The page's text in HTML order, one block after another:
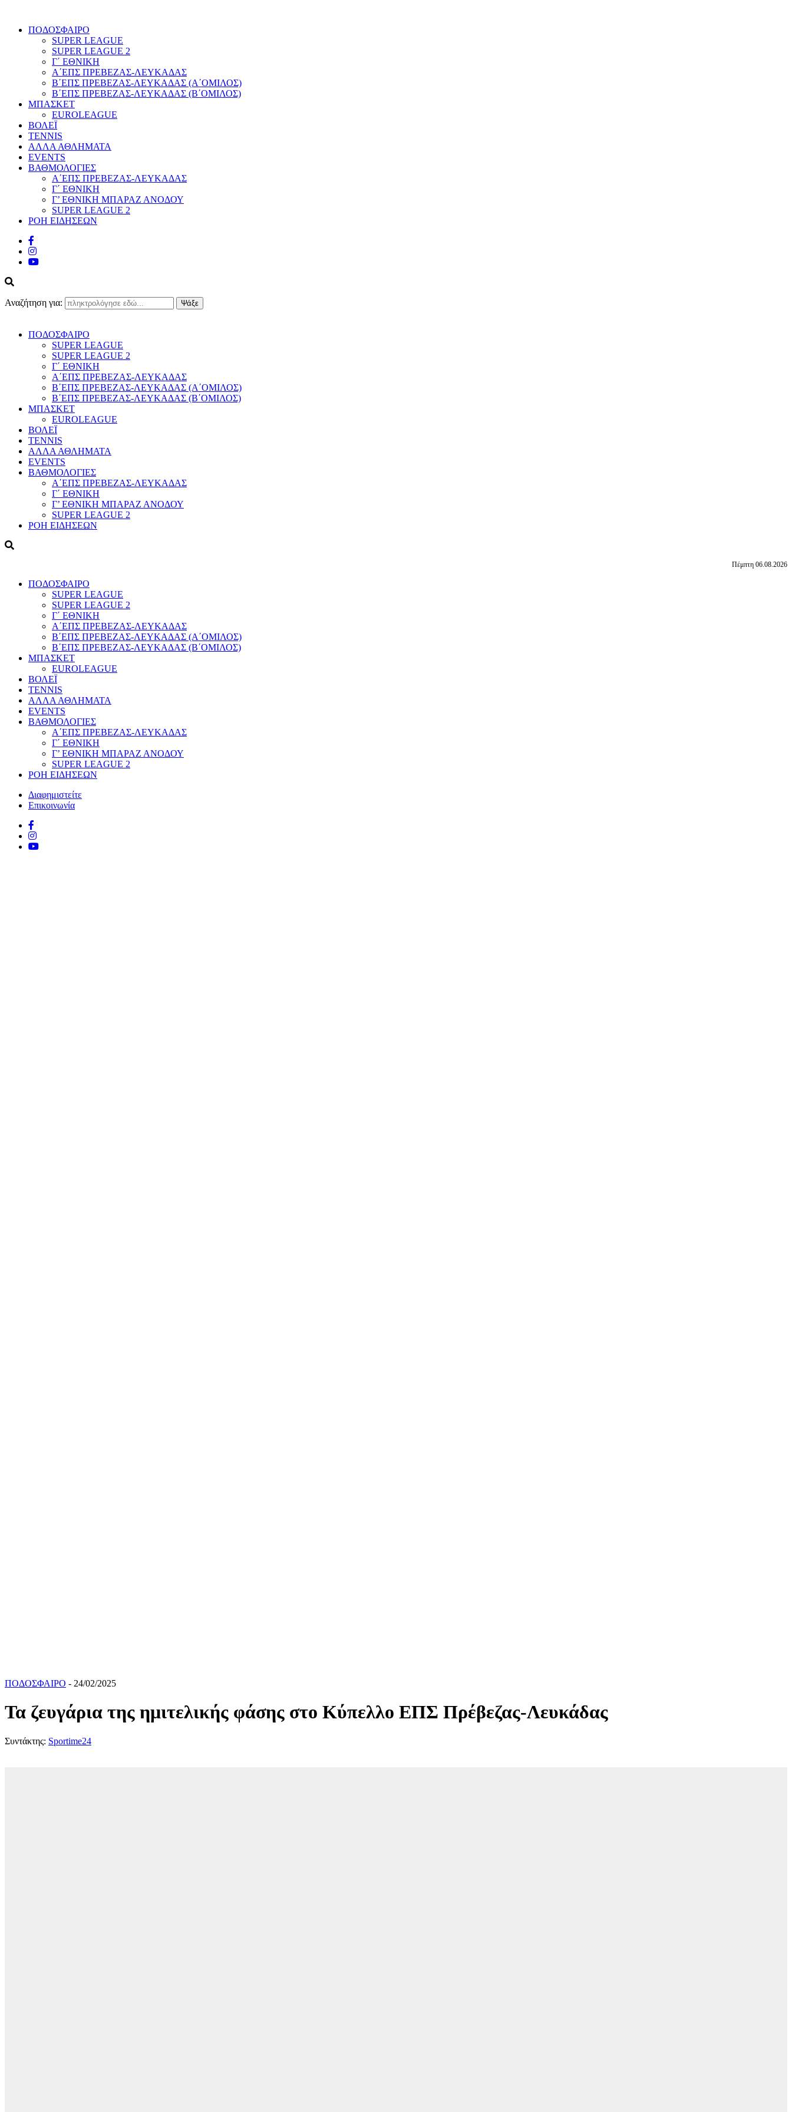
ΠΟΔΟΣΦΑΙΡΟ
SUPER LEAGUE
SUPER LEAGUE 2
Γ΄ ΕΘΝΙΚΗ
Α΄ΕΠΣ ΠΡΕΒΕΖΑΣ-ΛΕΥΚΑΔΑΣ
Β΄ΕΠΣ ΠΡΕΒΕΖΑΣ-ΛΕΥΚΑΔΑΣ (Α΄ΟΜΙΛΟΣ)
Β΄ΕΠΣ ΠΡΕΒΕΖΑΣ-ΛΕΥΚΑΔΑΣ (Β΄ΟΜΙΛΟΣ)
ΜΠΑΣΚΕΤ
EUROLEAGUE
ΒΟΛΕΪ
TENNIS
ΑΛΛΑ ΑΘΛΗΜΑΤΑ
EVENTS
ΒΑΘΜΟΛΟΓΙΕΣ
Α΄ΕΠΣ ΠΡΕΒΕΖΑΣ-ΛΕΥΚΑΔΑΣ
Γ΄ ΕΘΝΙΚΗ
Γ’ ΕΘΝΙΚΗ ΜΠΑΡΑΖ ΑΝΟΔΟΥ
SUPER LEAGUE 2
ΡΟΗ ΕΙΔΗΣΕΩΝ
Αναζήτηση για:
ΠΟΔΟΣΦΑΙΡΟ
SUPER LEAGUE
SUPER LEAGUE 2
Γ΄ ΕΘΝΙΚΗ
Α΄ΕΠΣ ΠΡΕΒΕΖΑΣ-ΛΕΥΚΑΔΑΣ
Β΄ΕΠΣ ΠΡΕΒΕΖΑΣ-ΛΕΥΚΑΔΑΣ (Α΄ΟΜΙΛΟΣ)
Β΄ΕΠΣ ΠΡΕΒΕΖΑΣ-ΛΕΥΚΑΔΑΣ (Β΄ΟΜΙΛΟΣ)
ΜΠΑΣΚΕΤ
EUROLEAGUE
ΒΟΛΕΪ
TENNIS
ΑΛΛΑ ΑΘΛΗΜΑΤΑ
EVENTS
ΒΑΘΜΟΛΟΓΙΕΣ
Α΄ΕΠΣ ΠΡΕΒΕΖΑΣ-ΛΕΥΚΑΔΑΣ
Γ΄ ΕΘΝΙΚΗ
Γ’ ΕΘΝΙΚΗ ΜΠΑΡΑΖ ΑΝΟΔΟΥ
SUPER LEAGUE 2
ΡΟΗ ΕΙΔΗΣΕΩΝ
Πέμπτη 06.08.2026
ΠΟΔΟΣΦΑΙΡΟ
SUPER LEAGUE
SUPER LEAGUE 2
Γ΄ ΕΘΝΙΚΗ
Α΄ΕΠΣ ΠΡΕΒΕΖΑΣ-ΛΕΥΚΑΔΑΣ
Β΄ΕΠΣ ΠΡΕΒΕΖΑΣ-ΛΕΥΚΑΔΑΣ (Α΄ΟΜΙΛΟΣ)
Β΄ΕΠΣ ΠΡΕΒΕΖΑΣ-ΛΕΥΚΑΔΑΣ (Β΄ΟΜΙΛΟΣ)
ΜΠΑΣΚΕΤ
EUROLEAGUE
ΒΟΛΕΪ
TENNIS
ΑΛΛΑ ΑΘΛΗΜΑΤΑ
EVENTS
ΒΑΘΜΟΛΟΓΙΕΣ
Α΄ΕΠΣ ΠΡΕΒΕΖΑΣ-ΛΕΥΚΑΔΑΣ
Γ΄ ΕΘΝΙΚΗ
Γ’ ΕΘΝΙΚΗ ΜΠΑΡΑΖ ΑΝΟΔΟΥ
SUPER LEAGUE 2
ΡΟΗ ΕΙΔΗΣΕΩΝ
Διαφημιστείτε
Επικοινωνία
ΠΟΔΟΣΦΑΙΡΟ - 24/02/2025
Τα ζευγάρια της ημιτελικής φάσης στο Κύπελλο ΕΠΣ Πρέβεζας-Λευκάδας
Συντάκτης: Sportime24